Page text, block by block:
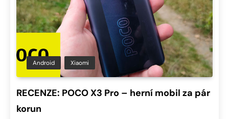
Android Xiaomi
RECENZE: POCO X3 Pro – herní mobil za pár
korun